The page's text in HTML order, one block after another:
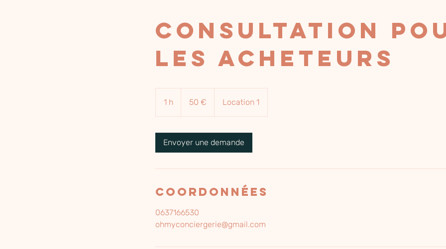
Consultation
les acheteurs
1 h 50 € Location 1
Envoyer une demande
Coordonnées
0637166530
ohmyconciergerie@gmail.com